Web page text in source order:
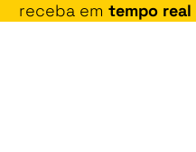
receba em tempo real